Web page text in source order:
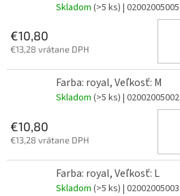
Skladom (>5 ks) | 02002005005
€10,80
€13,28 vrátane DPH
Farba: royal, Veľkosť: M
Skladom (>5 ks) | 02002005002
€10,80
€13,28 vrátane DPH
Farba: royal, Veľkosť: L
Skladom (>5 ks) | 02002005003